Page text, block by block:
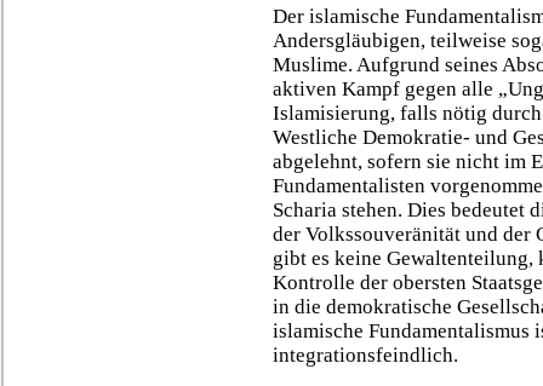
Der islamische
Andersgläubigen, teilweise
Muslime. Aufgrund seines
aktiven Kampf gegen alle
Islamisierung, falls nötig
Westliche Demokratie- und
abgelehnt, sofern sie nicht im
Fundamentalisten
Scharia stehen. Dies bedeutet
der Volkssouveränität und der
gibt es keine
Kontrolle der obersten
in die demokratische
islamische Fundamentalismus
integrationsfeindlich.